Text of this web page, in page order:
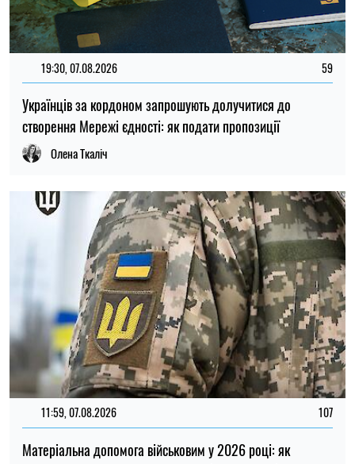
11:59, 07.08.2026
Матеріальна допомога військовим у 2026 році: як
отримати виплату на соціально-побутові потреби
Ірина Де Люсто
ОСТАННІ НОВИНИ
10.08.26
У Києві змінять маршрути двох автобусів
через ярмарок: як вони курсуватимуть
10.08.26
До 95 тисяч гривень: хто з українців
може отримати таку державну допомогу